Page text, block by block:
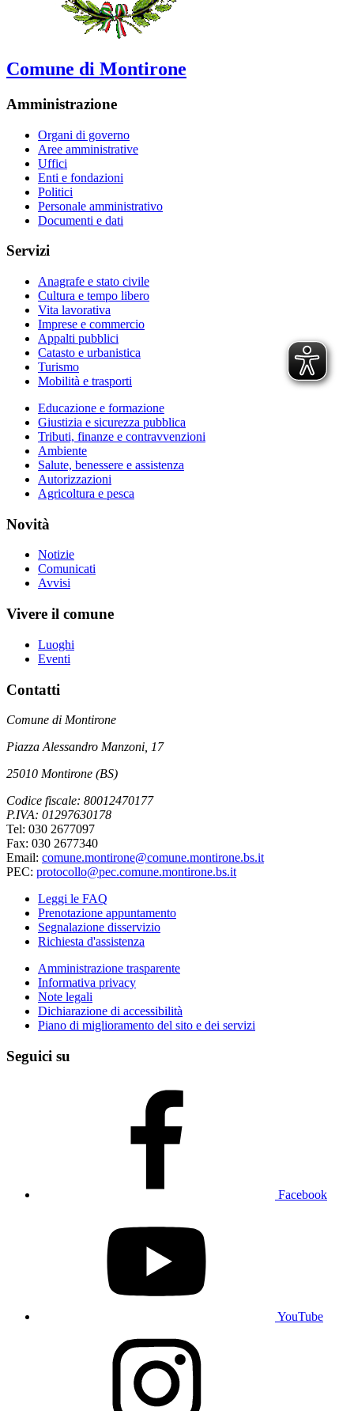
Comune di Montirone
Amministrazione
Organi di governo
Aree amministrative
Uffici
Enti e fondazioni
Politici
Personale amministrativo
Documenti e dati
Servizi
Anagrafe e stato civile
Cultura e tempo libero
Vita lavorativa
Imprese e commercio
Appalti pubblici
Catasto e urbanistica
Turismo
Mobilità e trasporti
Educazione e formazione
Giustizia e sicurezza pubblica
Tributi, finanze e contravvenzioni
Ambiente
Salute, benessere e assistenza
Autorizzazioni
Agricoltura e pesca
Novità
Notizie
Comunicati
Avvisi
Vivere il comune
Luoghi
Eventi
Contatti
Comune di Montirone
Piazza Alessandro Manzoni, 17
25010 Montirone (BS)
Codice fiscale: 80012470177
P.IVA: 01297630178
Tel: 030 2677097
Fax: 030 2677340
Email: comune.montirone@comune.montirone.bs.it
PEC: protocollo@pec.comune.montirone.bs.it
Leggi le FAQ
Prenotazione appuntamento
Segnalazione disservizio
Richiesta d'assistenza
Amministrazione trasparente
Informativa privacy
Note legali
Dichiarazione di accessibilità
Piano di miglioramento del sito e dei servizi
Seguici su
Facebook
YouTube